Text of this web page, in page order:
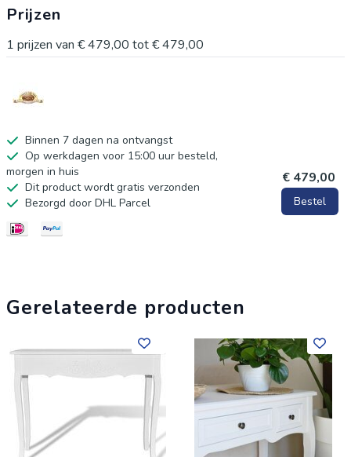
Prijzen
1 prijzen van € 479,00 tot€ 479,00
Binnen 7 dagen na ontvangst
Op werkdagen voor 15:00 uur besteld,
morgen in huis
Dit product wordt gratis verzonden
Bezorgd door DHL Parcel
€ 479,00
Bestel
Gerelateerde producten